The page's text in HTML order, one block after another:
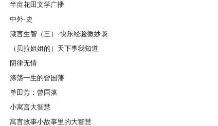
半亩花田文学广播
中外-史
箴言生智（三）·快乐经验微妙谈
（贝拉姐姐的）天下事我知道
阴律无情
涤荡一生的曾国藩
单田芳：曾国藩
小寓言大智慧
寓言故事小故事里的大智慧